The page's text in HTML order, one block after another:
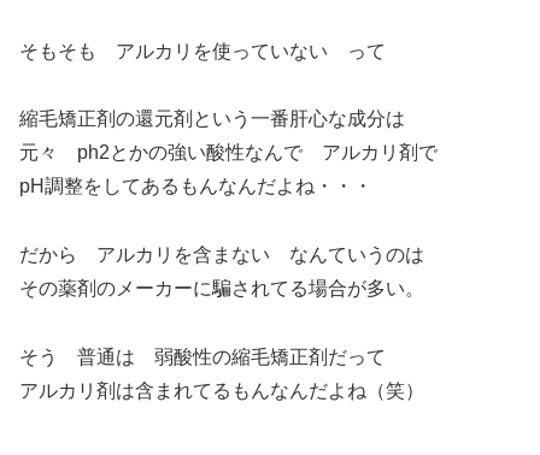
そもそも アルカリを使っていない って
縮毛矯正剤の還元剤という一番肝心な成分は
元々 ph2とかの強い酸性なんで アルカリ剤で
pH調整をしてあるもんなんだよね・・・
だから アルカリを含まない なんていうのは
その薬剤のメーカーに騙されてる場合が多い。
そう 普通は 弱酸性の縮毛矯正剤だって
アルカリ剤は含まれてるもんなんだよね（笑）